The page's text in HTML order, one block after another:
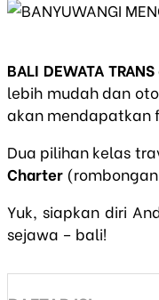
BALI DEWATA TRANS
lebih mudah dan
akan mendapatkan
Dua pilihan kelas
Charter
Yuk, siapkan diri
sejawa – bali!